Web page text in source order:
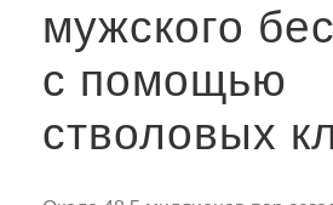
мужского
с помощью
стволовых